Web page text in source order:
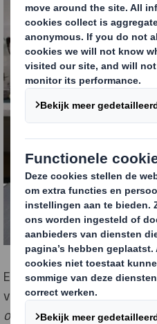
Eveline Bever, HR
vertelt:“Het is goed dat de
om kinderen al vanaf jonge